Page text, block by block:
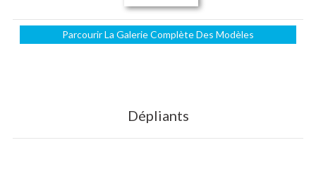
Parcourir La Galerie Complète Des Modèles
Dépliants